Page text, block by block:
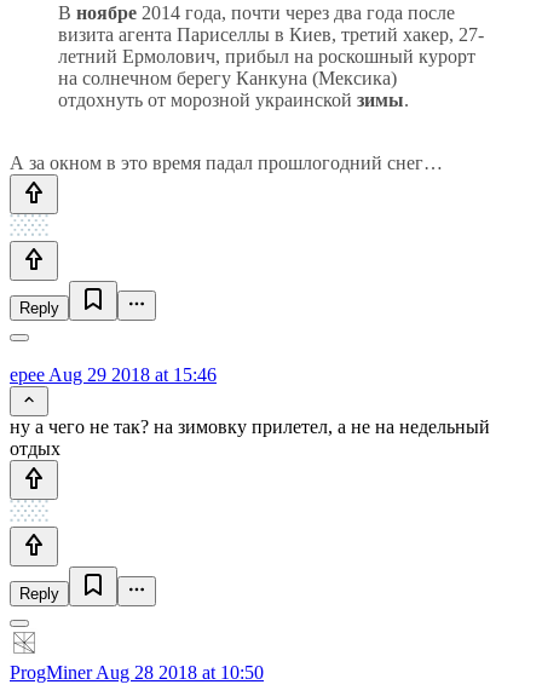
В ноябре 2014 года, почти через два года после
визита агента Париселлы в Киев, третий хакер, 27-
летний Ермолович, прибыл на роскошный курорт
на солнечном берегу Канкуна (Мексика)
отдохнуть от морозной украинской зимы.
А за окном в это время падал прошлогодний снег…
Reply
epee Aug 29 2018 at 15:46
ну а чего не так? на зимовку прилетел, а не на недельный
отдых
Reply
ProgMinerAug 28 2018 at 10:50